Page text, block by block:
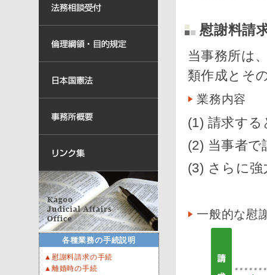
各種業務の手続説明
▲慰謝料請求の手続
▲離婚時の手続
慰謝料請
当事務所は
類作成とそ
業務内容
(1) 請求す
(2) 当事者
(3) さらに
一般的な慰